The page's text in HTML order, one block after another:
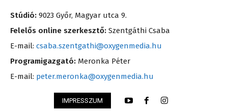
Stúdió: 9023 Győr, Magyar utca 9.
Felelős online szerkesztő: Szentgáthi Csaba
E-mail: csaba.szentgathi@oxygenmedia.hu
Programigazgató: Meronka Péter
E-mail: peter.meronka@oxygenmedia.hu
IMPRESSZUM